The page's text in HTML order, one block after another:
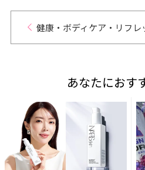
健康・ボディケア・リフ
あなたにおす